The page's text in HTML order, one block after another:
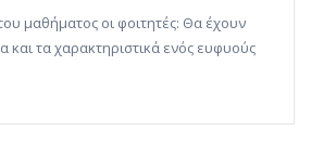
μαθήματος οι φοιτητές: Θα έχουν
και τα χαρακτηριστικά ενός ευφυούς